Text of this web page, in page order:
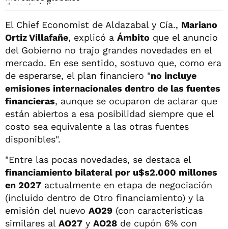
El Chief Economist de Aldazabal y Cía., Mariano
Ortiz Villafañe, explicó a Ámbito que el anuncio
del Gobierno no trajo grandes novedades en el
mercado. En ese sentido, sostuvo que, como era
de esperarse, el plan financiero "no incluye
emisiones internacionales dentro de las fuentes
financieras, aunque se ocuparon de aclarar que
están abiertos a esa posibilidad siempre que el
costo sea equivalente a las otras fuentes
disponibles".
"Entre las pocas novedades, se destaca el
financiamiento bilateral por u$s2.000 millones
en 2027 actualmente en etapa de negociación
(incluido dentro de Otro financiamiento) y la
emisión del nuevo AO29 (con características
similares al AO27 y AO28 de cupón 6% con